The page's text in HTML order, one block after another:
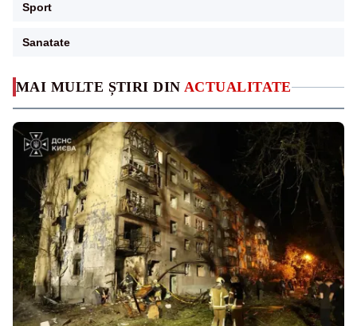
MAI MULTE ȘTIRI DIN ACTUALITATE
Sport
Sanatate